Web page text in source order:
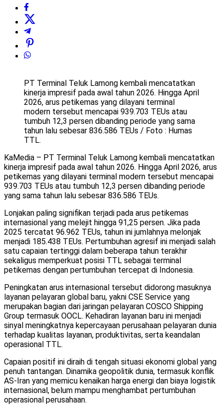
PT Terminal Teluk Lamong kembali mencatatkan
kinerja impresif pada awal tahun 2026. Hingga April
2026, arus petikemas yang dilayani terminal
modern tersebut mencapai 939.703 TEUs atau
tumbuh 12,3 persen dibanding periode yang sama
tahun lalu sebesar 836.586 TEUs / Foto : Humas
TTL.
KaMedia – PT Terminal Teluk Lamong kembali mencatatkan
kinerja impresif pada awal tahun 2026. Hingga April 2026, arus
petikemas yang dilayani terminal modern tersebut mencapai
939.703 TEUs atau tumbuh 12,3 persen dibanding periode
yang sama tahun lalu sebesar 836.586 TEUs.
Lonjakan paling signifikan terjadi pada arus petikemas
internasional yang melejit hingga 91,25 persen. Jika pada
2025 tercatat 96.962 TEUs, tahun ini jumlahnya melonjak
menjadi 185.438 TEUs. Pertumbuhan agresif ini menjadi salah
satu capaian tertinggi dalam beberapa tahun terakhir
sekaligus memperkuat posisi TTL sebagai terminal
petikemas dengan pertumbuhan tercepat di Indonesia.
Peningkatan arus internasional tersebut didorong masuknya
layanan pelayaran global baru, yakni CSE Service yang
merupakan bagian dari jaringan pelayaran COSCO Shipping
Group termasuk OOCL. Kehadiran layanan baru ini menjadi
sinyal meningkatnya kepercayaan perusahaan pelayaran dunia
terhadap kualitas layanan, produktivitas, serta keandalan
operasional TTL.
Capaian positif ini diraih di tengah situasi ekonomi global yang
penuh tantangan. Dinamika geopolitik dunia, termasuk konflik
AS-Iran yang memicu kenaikan harga energi dan biaya logistik
internasional, belum mampu menghambat pertumbuhan
operasional perusahaan.